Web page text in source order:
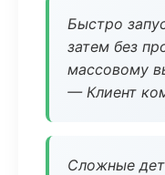
Быстро
затем без
массовому
— Клиент
Сложные